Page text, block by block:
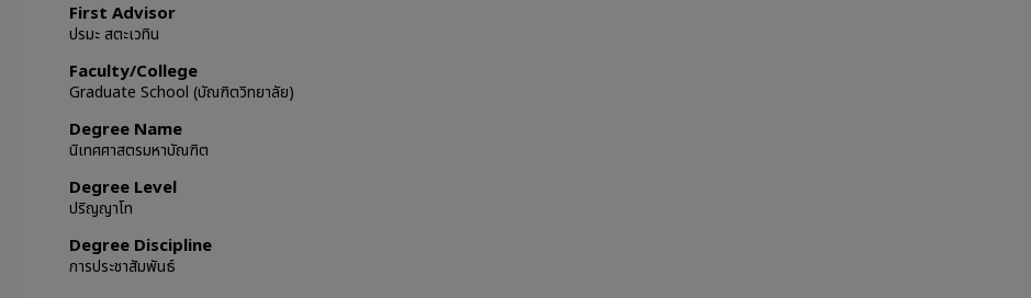
First Advisor
ปรมะ สตะเวทิน
Faculty/College
Graduate School (บัณฑิตวิทยาลัย)
Degree Name
นิเทศศาสตรมหาบัณฑิต
Degree Level
ปริญญาโท
Degree Discipline
การประชาสัมพันธ์